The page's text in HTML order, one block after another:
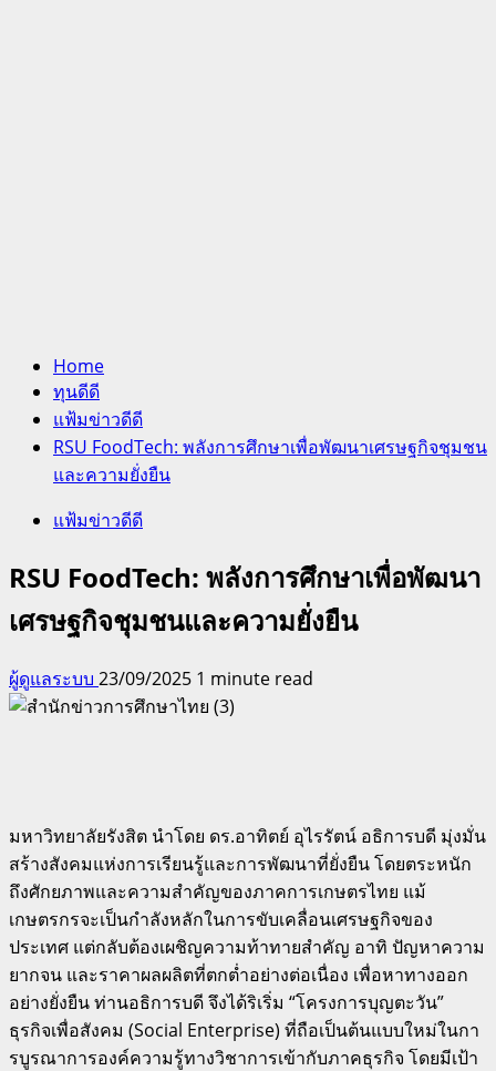
Home
ทุนดีดี
แฟ้มข่าวดีดี
RSU FoodTech: พลังการศึกษาเพื่อพัฒนาเศรษฐกิจชุมชน
และความยั่งยืน
แฟ้มข่าวดีดี
RSU FoodTech: พลังการศึกษาเพื่อพัฒนา
เศรษฐกิจชุมชนและความยั่งยืน
ผู้ดูแลระบบ 23/09/2025 1 minute read
มหาวิทยาลัยรังสิต นำโดย ดร.อาทิตย์ อุไรรัตน์ อธิการบดี มุ่งมั่น
สร้างสังคมแห่งการเรียนรู้และการพัฒนาที่ยั่งยืน โดยตระหนัก
ถึงศักยภาพและความสำคัญของภาคการเกษตรไทย แม้
เกษตรกรจะเป็นกำลังหลักในการขับเคลื่อนเศรษฐกิจของ
ประเทศ แต่กลับต้องเผชิญความท้าทายสำคัญ อาทิ ปัญหาความ
ยากจน และราคาผลผลิตที่ตกต่ำอย่างต่อเนื่อง เพื่อหาทางออก
อย่างยั่งยืน ท่านอธิการบดี จึงได้ริเริ่ม “โครงการบุญตะวัน”
ธุรกิจเพื่อสังคม (Social Enterprise) ที่ถือเป็นต้นแบบใหม่ในกา
รบูรณาการองค์ความรู้ทางวิชาการเข้ากับภาคธุรกิจ โดยมีเป้า